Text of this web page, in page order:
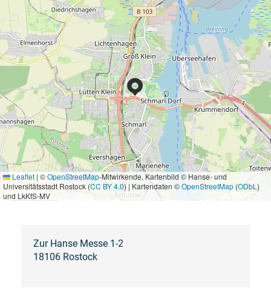
Leaflet | ©OpenStreetMap-Mitwirkende, Kartenbild © Hanse- und
Universitätsstadt Rostock (CC BY 4.0) | Kartendaten ©OpenStreetMap (ODbL )
und LkKfS-MV
Zur Hanse Messe 1-2
18106 Rostock